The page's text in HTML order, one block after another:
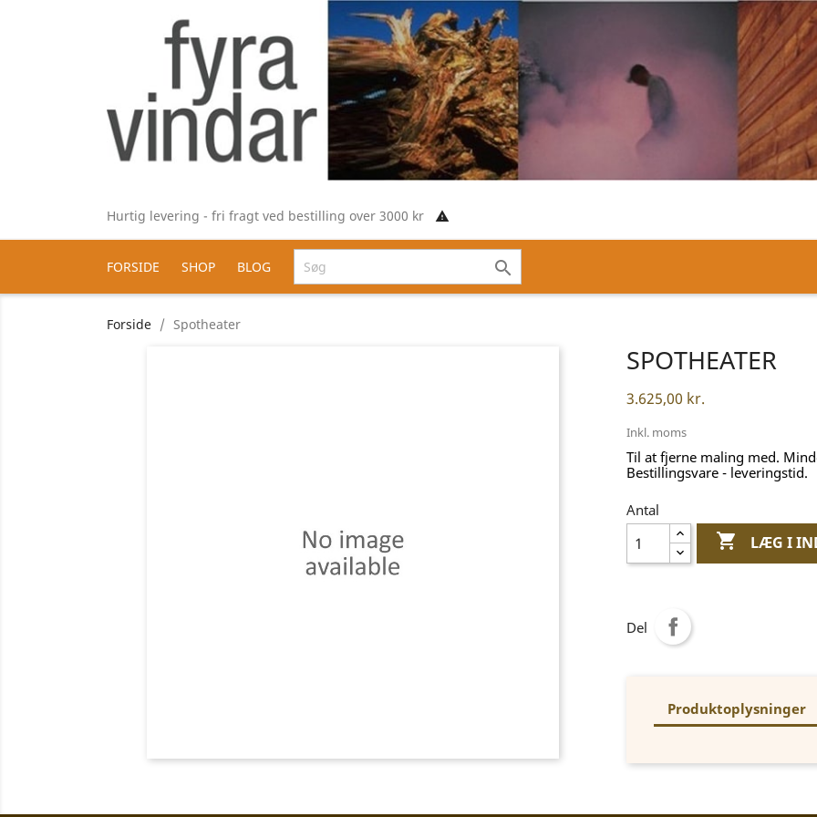
Hurtig levering - fri fragt ved bestilling over 3000 kr report_problem
FORSIDE SHOP BLOG 
Forside Spotheater
SPOTHEATER
3.625,00 kr.
Inkl. moms
Til at fjerne maling med.
Bestillingsvare - leveringstid.
Antal
 LÆG I
Del
Produktoplysninger